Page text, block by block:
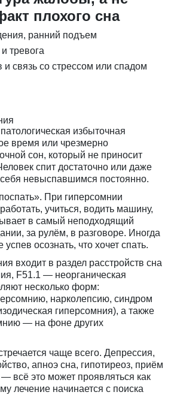
плохого сна
ранний подъем
тревога
и связь со стрессом или спадом
избыточная
время или чрезмерно
сон, который не приносит
спит достаточно или даже
себя невыспавшимся постоянно.
При гиперсомнии
учиться, водить машину,
в самый неподходящий
за рулём, в разговоре. Иногда
успев осознать, что хочет спать.
входит в раздел расстройств сна
F51.1 — неорганическая
несколько форм:
нарколепсию, синдром
гиперсомния), а также
— на фоне других
чаще всего. Депрессия,
апноэ сна, гипотиреоз, приём
всё это может проявляться как
лечение начинается с поиска